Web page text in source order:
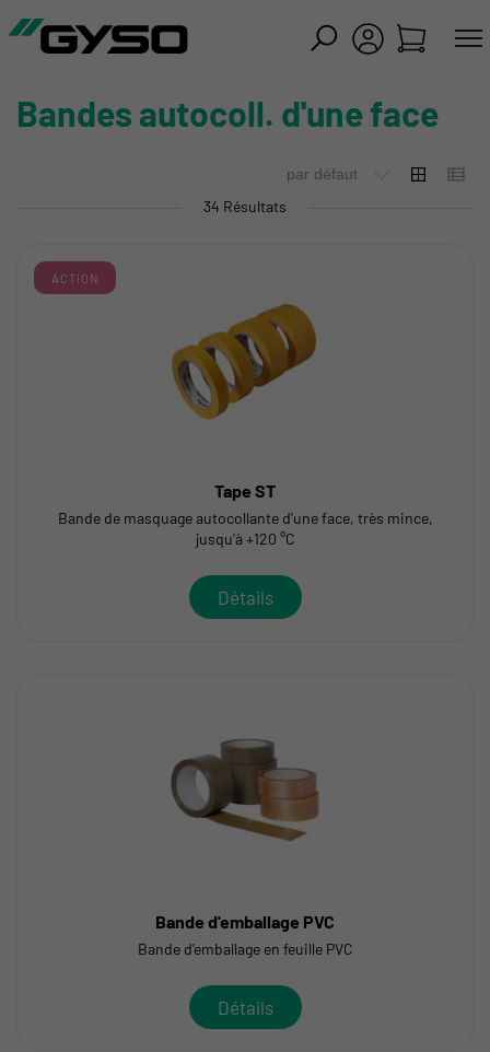
Bandes autocoll. d'une face
34 Résultats
ACTION
Tape ST
Bande de masquage autocollante d'une face, très mince,
jusqu'à +120 °C
Détails
Bande d'emballage PVC
Bande d'emballage en feuille PVC
Détails